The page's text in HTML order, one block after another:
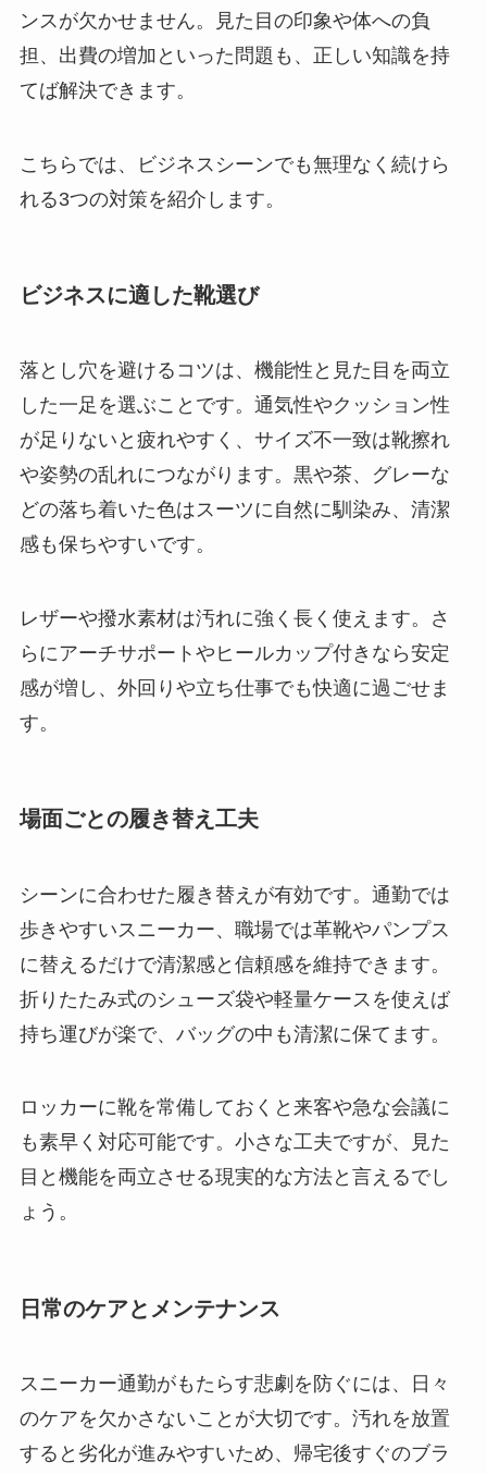
ンスが欠かせません。見た目の印象や体への負
担、出費の増加といった問題も、正しい知識を持
てば解決できます。
こちらでは、ビジネスシーンでも無理なく続けら
れる3つの対策を紹介します。
ビジネスに適した靴選び
落とし穴を避けるコツは、機能性と見た目を両立
した一足を選ぶことです。通気性やクッション性
が足りないと疲れやすく、サイズ不一致は靴擦れ
や姿勢の乱れにつながります。黒や茶、グレーな
どの落ち着いた色はスーツに自然に馴染み、清潔
感も保ちやすいです。
レザーや撥水素材は汚れに強く長く使えます。さ
らにアーチサポートやヒールカップ付きなら安定
感が増し、外回りや立ち仕事でも快適に過ごせま
す。
場面ごとの履き替え工夫
シーンに合わせた履き替えが有効です。通勤では
歩きやすいスニーカー、職場では革靴やパンプス
に替えるだけで清潔感と信頼感を維持できます。
折りたたみ式のシューズ袋や軽量ケースを使えば
持ち運びが楽で、バッグの中も清潔に保てます。
ロッカーに靴を常備しておくと来客や急な会議に
も素早く対応可能です。小さな工夫ですが、見た
目と機能を両立させる現実的な方法と言えるでし
ょう。
日常のケアとメンテナンス
スニーカー通勤がもたらす悲劇を防ぐには、日々
のケアを欠かさないことが大切です。汚れを放置
すると劣化が進みやすいため、帰宅後すぐのブラ